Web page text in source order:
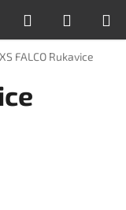
Hledat
KOŠÍK
FALCO Rukavice